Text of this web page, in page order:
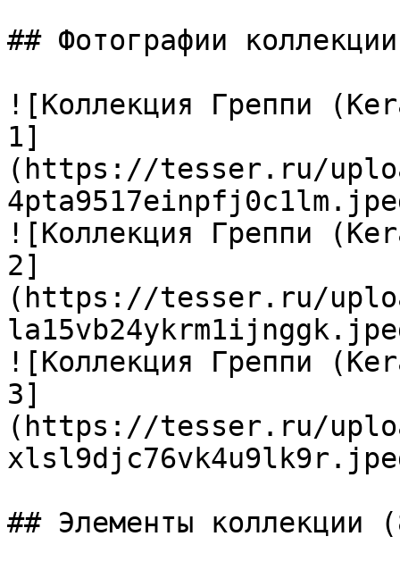
## Фотографии коллекции
![Коллекция Греппи
1]
(https://tesser.ru/
![Коллекция Греппи
2]
(https://tesser.ru/
![Коллекция Греппи
3]
(https://tesser.ru/
## Элементы коллекции